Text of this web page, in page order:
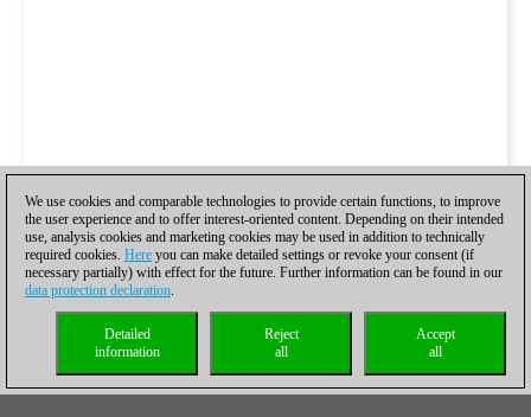
We use cookies and comparable technologies to provide certain functions, to improve
the user experience and to offer interest-oriented content. Depending on their intended
use, analysis cookies and marketing cookies may be used in addition to technically
required cookies. Here you can make detailed settings or revoke your consent (if
necessary partially) with effect for the future. Further information can be found in our
data protection declaration.
Accept
all
Reject
all
Detailed
information